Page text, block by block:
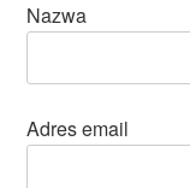
Nazwa
Adres email